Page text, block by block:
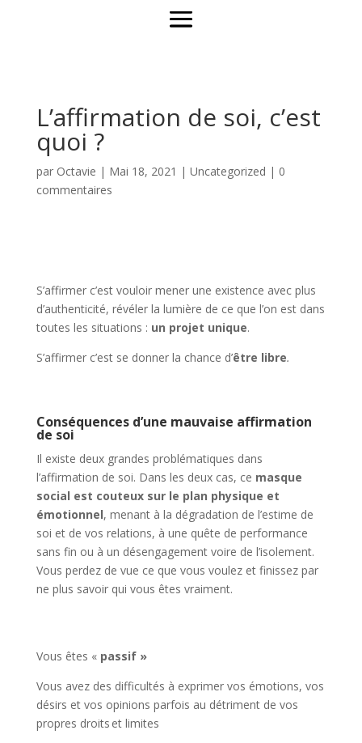
L’affirmation de soi, c’est
quoi ?
par Octavie | Mai 18, 2021 | Uncategorized | 0
commentaires
S’affirmer c’est vouloir mener une existence avec plus
d’authenticité, révéler la lumière de ce que l’on est dans
toutes les situations : un projet unique.
S’affirmer c’est se donner la chance d’être libre.
Conséquences d’une mauvaise affirmation
de soi
Il existe deux grandes problématiques dans
l’affirmation de soi. Dans les deux cas, ce masque
social est couteux sur le plan physique et
émotionnel, menant à la dégradation de l’estime de
soi et de vos relations, à une quête de performance
sans fin ou à un désengagement voire de l’isolement.
Vous perdez de vue ce que vous voulez et finissez par
ne plus savoir qui vous êtes vraiment.
Vous êtes « passif »
Vous avez des difficultés à exprimer vos émotions, vos
désirs et vos opinions parfois au détriment de vos
propres droits et limites